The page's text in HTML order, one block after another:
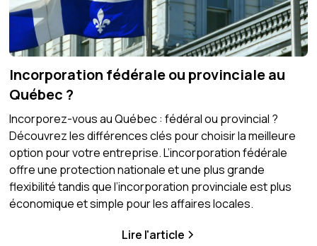
Incorporation fédérale ou provinciale au
Québec ?
Incorporez-vous au Québec : fédéral ou provincial ?
Découvrez les différences clés pour choisir la meilleure
option pour votre entreprise. L’incorporation fédérale
offre une protection nationale et une plus grande
flexibilité tandis que l’incorporation provinciale est plus
économique et simple pour les affaires locales.
Lire l'article